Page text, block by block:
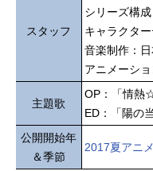
スタッフ
シリーズ構
キャラクタ
音楽制作：
アニメーショ
主題歌
OP：「情熱
ED：「陽の
公開開始年
＆季節
2017夏アニメ